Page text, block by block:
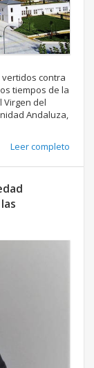
contra
tiempos de la
Virgen del
Andaluza,
Leer completo